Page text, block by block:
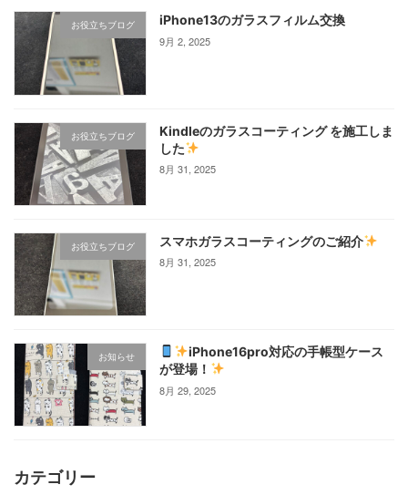
お役立ちブログ iPhone13のガラスフィルム交換
9月 2, 2025
お役立ちブログ
Kindleのガラスコーティング を施工しま
した
8月 31, 2025
お役立ちブログ スマホガラスコーティングのご紹介
8月 31, 2025
お知らせ
iPhone16pro対応の手帳型ケース
が登場！
8月 29, 2025
カテゴリー